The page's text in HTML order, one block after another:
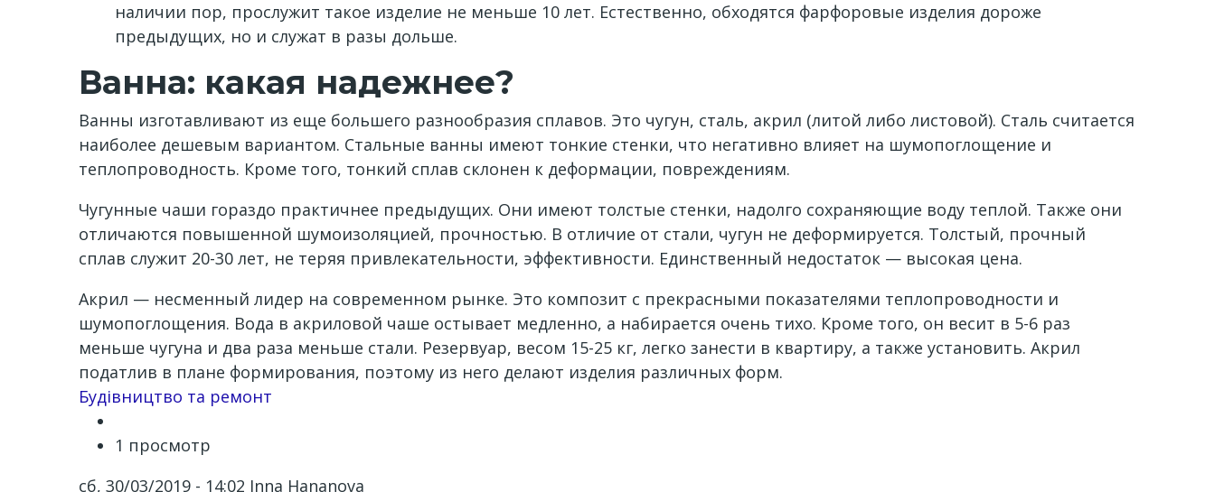
наличии пор, прослужит такое изделие не меньше 10 лет. Естественно, обходятся фарфоровые изделия дороже
предыдущих, но и служат в разы дольше.
Ванна: какая надежнее?
Ванны изготавливают из еще большего разнообразия сплавов. Это чугун, сталь, акрил (литой либо листовой). Сталь считается
наиболее дешевым вариантом. Стальные ванны имеют тонкие стенки, что негативно влияет на шумопоглощение и
теплопроводность. Кроме того, тонкий сплав склонен к деформации, повреждениям.
Чугунные чаши гораздо практичнее предыдущих. Они имеют толстые стенки, надолго сохраняющие воду теплой. Также они
отличаются повышенной шумоизоляцией, прочностью. В отличие от стали, чугун не деформируется. Толстый, прочный
сплав служит 20-30 лет, не теряя привлекательности, эффективности. Единственный недостаток — высокая цена.
Акрил — несменный лидер на современном рынке. Это композит с прекрасными показателями теплопроводности и
шумопоглощения. Вода в акриловой чаше остывает медленно, а набирается очень тихо. Кроме того, он весит в 5-6 раз
меньше чугуна и два раза меньше стали. Резервуар, весом 15-25 кг, легко занести в квартиру, а также установить. Акрил
податлив в плане формирования, поэтому из него делают изделия различных форм.
Channel
Будівництво та ремонт
1 просмотр
сб, 30/03/2019 - 14:02 Inna Hananova